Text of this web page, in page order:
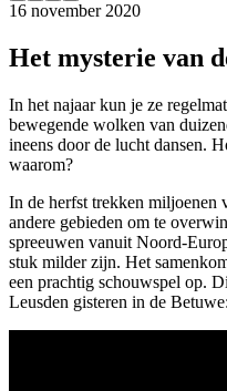
16 november 2020
Het mysterie van
In het najaar kun je ze
bewegende wolken van
ineens door de lucht dansen.
waarom?
In de herfst trekken miljoenen
andere gebieden om te
spreeuwen vanuit Noord-
stuk milder zijn. Het
een prachtig schouwspel op.
Leusden gisteren in de Betuwe: